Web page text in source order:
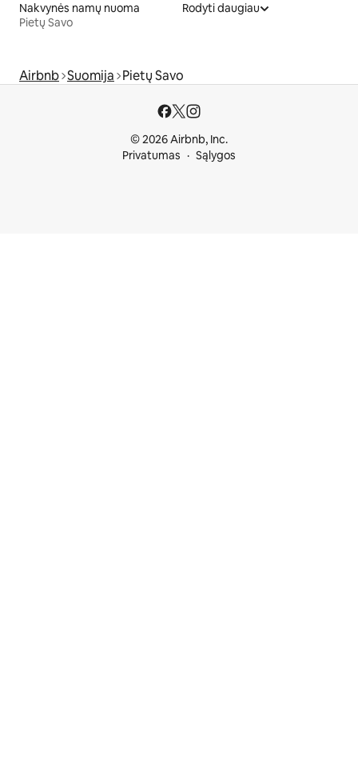
Nakvynės namų nuoma
Pietų Savo
Rodyti daugiau
Airbnb Suomija Pietų Savo
© 2026 Airbnb, Inc.
Privatumas
Sąlygos